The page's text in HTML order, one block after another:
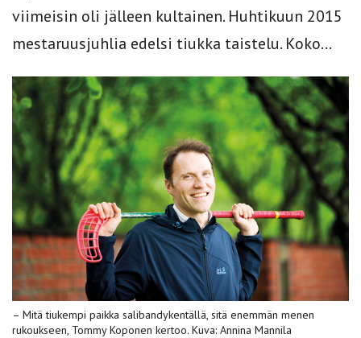
viimeisin oli jälleen kultainen. Huhtikuun 2015
mestaruusjuhlia edelsi tiukka taistelu. Koko...
– Mitä tiukempi paikka salibandykentällä, sitä enemmän menen
rukoukseen, Tommy Koponen kertoo. Kuva: Annina Mannila